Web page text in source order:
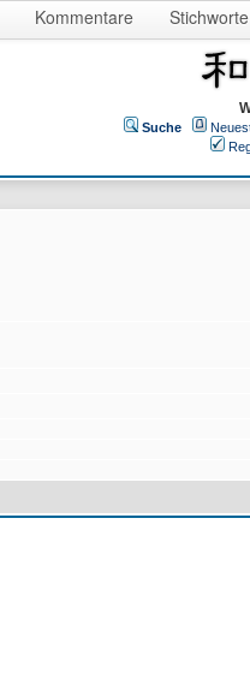
Kommentare Stichworte
Suche